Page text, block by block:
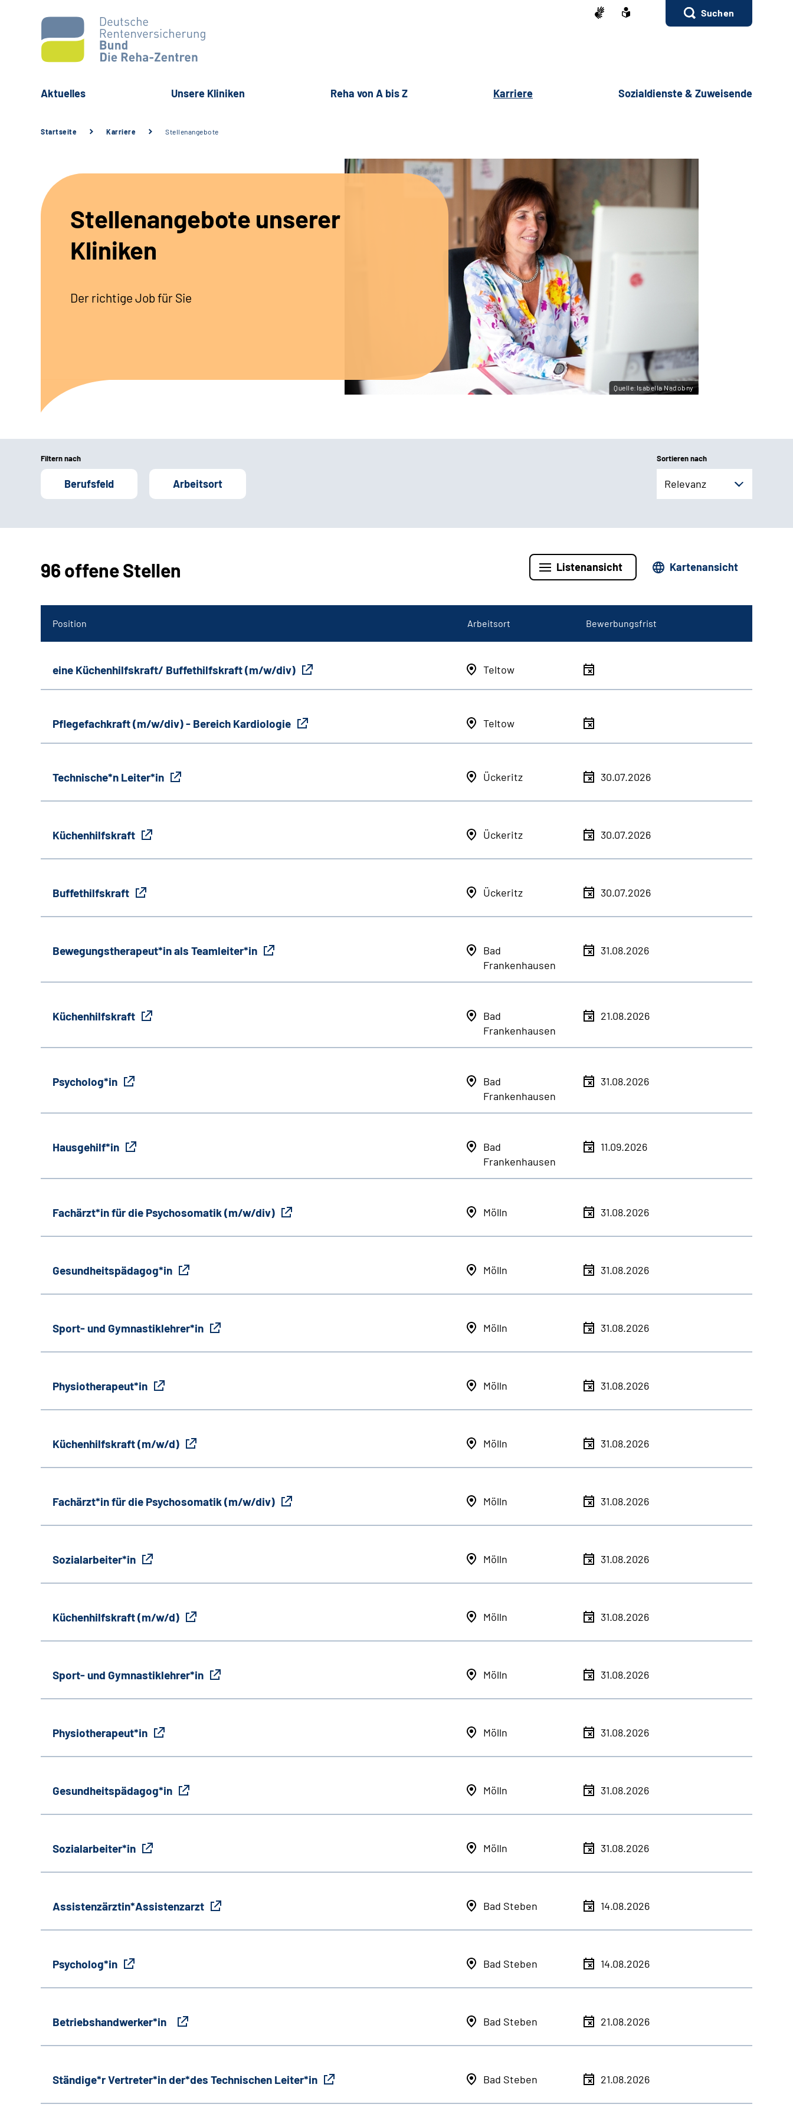
Suchen
Aktuelles Unsere Kliniken Reha von A bis Z Karriere Sozialdienste & Zuweisende
Startseite Karriere Stellenangebote
Stellenangebote unserer
Kliniken
Der richtige Job für Sie
Quelle:Isabella Nadobny
Filtern nach
Berufsfeld Arbeitsort
Sortieren nach
Relevanz
96 offene Stellen Listenansicht Kartenansicht
Position Arbeitsort Bewerbungsfrist
eine Küchenhilfskraft/ Buffethilfskraft (m/w/div) Teltow
Pflegefachkraft (m/w/div) - Bereich Kardiologie Teltow
Technische*n Leiter*in Ückeritz 30.07.2026
Küchenhilfskraft Ückeritz 30.07.2026
Buffethilfskraft Ückeritz 30.07.2026
Bewegungstherapeut*in als Teamleiter*in
Bad
Frankenhausen
31.08.2026
Küchenhilfskraft
Bad
Frankenhausen
21.08.2026
Psycholog*in
Bad
Frankenhausen
31.08.2026
Hausgehilf*in
Bad
Frankenhausen
11.09.2026
Fachärzt*in für die Psychosomatik (m/w/div) Mölln 31.08.2026
Gesundheitspädagog*in Mölln 31.08.2026
Sport- und Gymnastiklehrer*in Mölln 31.08.2026
Physiotherapeut*in Mölln 31.08.2026
Küchenhilfskraft (m/w/d) Mölln 31.08.2026
Fachärzt*in für die Psychosomatik (m/w/div) Mölln 31.08.2026
Sozialarbeiter*in Mölln 31.08.2026
Küchenhilfskraft (m/w/d) Mölln 31.08.2026
Sport- und Gymnastiklehrer*in Mölln 31.08.2026
Physiotherapeut*in Mölln 31.08.2026
Gesundheitspädagog*in Mölln 31.08.2026
Sozialarbeiter*in Mölln 31.08.2026
Assistenzärztin*Assistenzarzt Bad Steben 14.08.2026
Psycholog*in Bad Steben 14.08.2026
Betriebshandwerker*in Bad Steben 21.08.2026
Ständige*r Vertreter*in der*des Technischen Leiter*in Bad Steben 21.08.2026